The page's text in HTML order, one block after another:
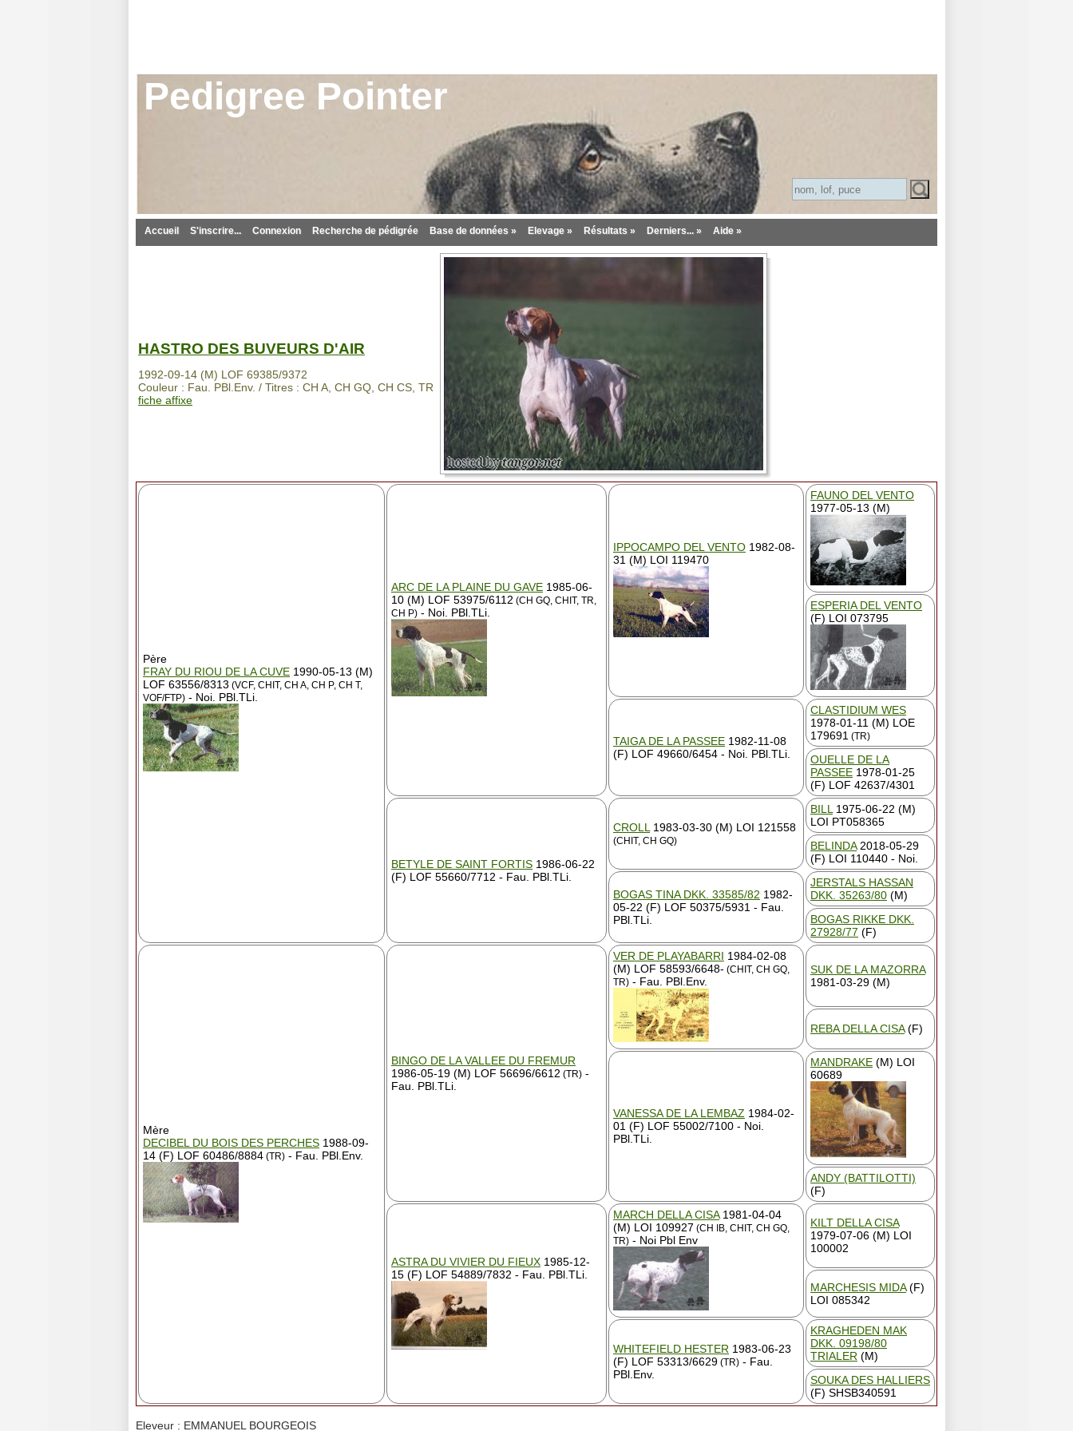
Pedigree Pointer
Accueil S'inscrire... Connexion Recherche de pédigrée Base de données » Elevage » Résultats » Derniers... » Aide »
HASTRO DES BUVEURS D'AIR
1992-09-14 (M) LOF 69385/9372
Couleur : Fau. PBl.Env. / Titres : CH A, CH GQ, CH CS, TR
fiche affixe
Père
FRAY DU RIOU DE LA CUVE 1990-05-13 (M)
LOF 63556/8313 (VCF, CHIT, CH A, CH P, CH T,
VOF/FTP) - Noi. PBl.TLi.
ARC DE LA PLAINE DU GAVE 1985-06-
10 (M) LOF 53975/6112 (CH GQ, CHIT, TR,
CH P) - Noi. PBl.TLi.
IPPOCAMPO DEL VENTO 1982-08-
31 (M) LOI 119470
FAUNO DEL VENTO
1977-05-13 (M)
ESPERIA DEL VENTO
(F) LOI 073795
TAIGA DE LA PASSEE 1982-11-08
(F) LOF 49660/6454 - Noi. PBl.TLi.
CLASTIDIUM WES
1978-01-11 (M) LOE
179691 (TR)
OUELLE DE LA
PASSEE 1978-01-25
(F) LOF 42637/4301
BETYLE DE SAINT FORTIS 1986-06-22
(F) LOF 55660/7712 - Fau. PBl.TLi.
CROLL 1983-03-30 (M) LOI 121558
(CHIT, CH GQ)
BILL 1975-06-22 (M)
LOI PT058365
BELINDA2018-05-29
(F) LOI 110440 - Noi.
BOGAS TINA DKK. 33585/82 1982-
05-22 (F) LOF 50375/5931 - Fau.
PBl.TLi.
JERSTALS HASSAN
DKK. 35263/80 (M)
BOGAS RIKKE DKK.
27928/77 (F)
Mère
DECIBEL DU BOIS DES PERCHES 1988-09-
14 (F) LOF 60486/8884 (TR) - Fau. PBl.Env.
BINGO DE LA VALLEE DU FREMUR
1986-05-19 (M) LOF 56696/6612 (TR) -
Fau. PBl.TLi.
VER DE PLAYABARRI 1984-02-08
(M) LOF 58593/6648- (CHIT, CH GQ,
TR) - Fau. PBl.Env.
SUK DE LA MAZORRA
1981-03-29 (M)
REBA DELLA CISA(F)
VANESSA DE LA LEMBAZ 1984-02-
01 (F) LOF 55002/7100 - Noi.
PBl.TLi.
MANDRAKE (M) LOI
60689
ANDY (BATTILOTTI)
(F)
ASTRA DU VIVIER DU FIEUX 1985-12-
15 (F) LOF 54889/7832 - Fau. PBl.TLi.
MARCH DELLA CISA1981-04-04
(M) LOI 109927 (CH IB, CHIT, CH GQ,
TR) - Noi Pbl Env
KILT DELLA CISA
1979-07-06 (M) LOI
100002
MARCHESIS MIDA(F)
LOI 085342
WHITEFIELD HESTER 1983-06-23
(F) LOF 53313/6629 (TR) - Fau.
PBl.Env.
KRAGHEDEN MAK
DKK. 09198/80
TRIALER (M)
SOUKA DES HALLIERS
(F) SHSB340591
Eleveur : EMMANUEL BOURGEOIS